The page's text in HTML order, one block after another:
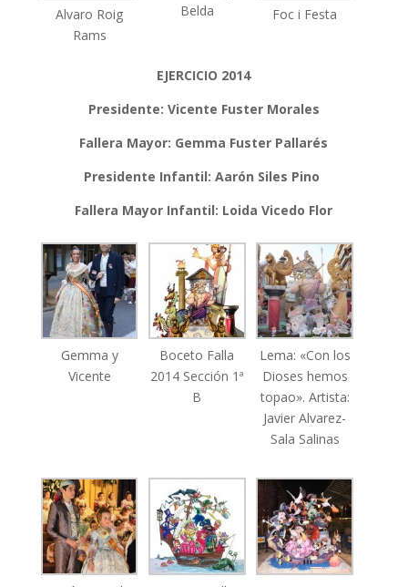
Alvaro Roig
Rams
Belda
Foc i Festa
EJERCICIO 2014
Presidente: Vicente Fuster Morales
Fallera Mayor: Gemma Fuster Pallarés
Presidente Infantil: Aarón Siles Pino
Fallera Mayor Infantil: Loida Vicedo Flor
Gemma y
Vicente
Boceto Falla
2014 Sección 1ª
B
Lema: «Con los
Dioses hemos
topao». Artista:
Javier Alvarez-
Sala Salinas